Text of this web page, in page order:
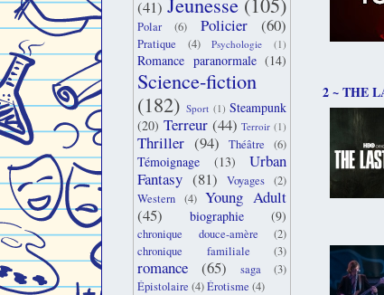
2 ~ THE
(41)
Polar (6) Policier (60)
Pratique (4) Psychologie (1)
Romance paranormale (14)
Science-fiction
(182) Sport (1) Steampunk
(20) Terreur (44) Terroir (1)
Thriller (94) Théâtre (6)
Témoignage (13)
Urban
Fantasy (81) Voyages (2)
Western (4) Young Adult
(45)
biographie (9)
chronique douce-amère
(2)
chronique familiale
(3)
romance (65) saga
(3)
Épistolaire (4)Érotisme (4)